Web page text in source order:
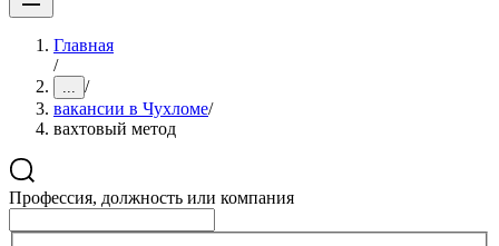
Главная
/
... /
вакансии в Чухломе/
вахтовый метод
Профессия, должность или компания